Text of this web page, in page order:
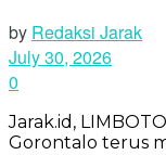
by Redaksi Jarak
July 30, 2026
0
Jarak.id,
Gorontalo terus